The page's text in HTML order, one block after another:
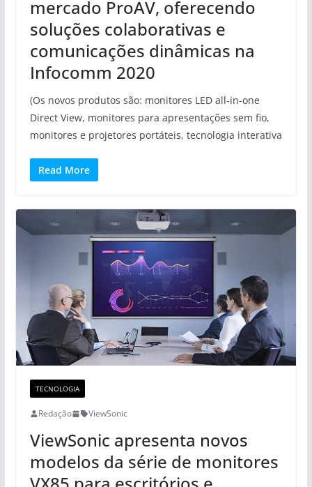
mercado ProAV, oferecendo
soluções colaborativas e
comunicações dinâmicas na
Infocomm 2020
(Os novos produtos são: monitores LED all-in-one
Direct View, monitores para apresentações sem fio,
monitores e projetores portáteis, tecnologia interativa
Read More
TECNOLOGIA
Redação ViewSonic
ViewSonic apresenta novos
modelos da série de monitores